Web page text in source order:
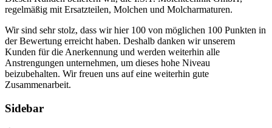
regelmäßig mit Ersatzteilen, Molchen und Molcharmaturen.
Wir sind sehr stolz, dass wir hier 100 von möglichen 100 Punkten in
der Bewertung erreicht haben. Deshalb danken wir unserem
Kunden für die Anerkennung und werden weiterhin alle
Anstrengungen unternehmen, um dieses hohe Niveau
beizubehalten. Wir freuen uns auf eine weiterhin gute
Zusammenarbeit.
Sidebar